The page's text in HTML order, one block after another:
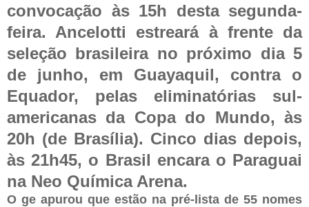
convocação às 15h desta segunda-
feira. Ancelotti estreará à frente da
seleção brasileira no próximo dia 5
de junho, em Guayaquil, contra o
Equador, pelas eliminatórias sul-
americanas da Copa do Mundo, às
20h (de Brasília). Cinco dias depois,
às 21h45, o Brasil encara o Paraguai
na Neo Química Arena.
O ge apurou que estão na pré-lista de 55 nomes